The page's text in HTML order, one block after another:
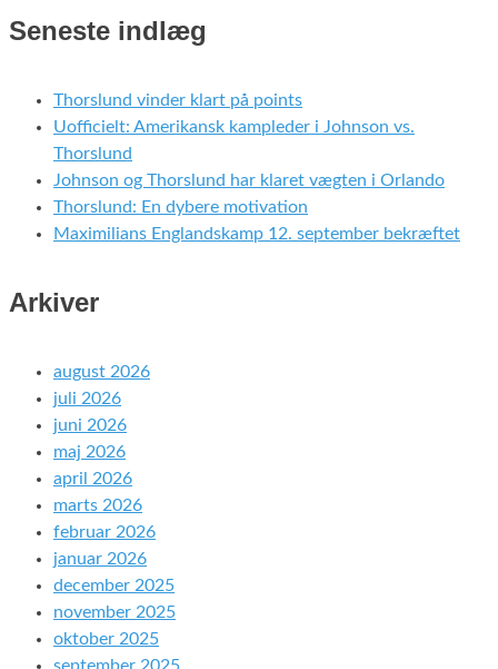
Seneste indlæg
Thorslund vinder klart på points
Uofficielt: Amerikansk kampleder i Johnson vs.
Thorslund
Johnson og Thorslund har klaret vægten i Orlando
Thorslund: En dybere motivation
Maximilians Englandskamp 12. september bekræftet
Arkiver
august 2026
juli 2026
juni 2026
maj 2026
april 2026
marts 2026
februar 2026
januar 2026
december 2025
november 2025
oktober 2025